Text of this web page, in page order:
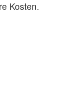
Kosten.